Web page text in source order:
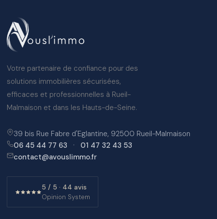
Votre partenaire de confiance pour des
solutions immobilières sécurisées,
efficaces et professionnelles à Rueil-
Malmaison et dans les Hauts-de-Seine.
39 bis Rue Fabre d'Eglantine, 92500 Rueil-Malmaison
06 45 44 77 63 · 01 47 32 43 53
contact@avouslimmo.fr
5 / 5 · 44 avis
Opinion System